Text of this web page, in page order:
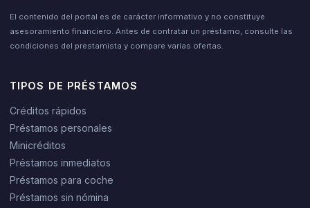
El contenido del portal es de carácter informativo y no constituye
asesoramiento financiero. Antes de contratar un préstamo, consulte las
condiciones del prestamista y compare varias ofertas.
TIPOS DE PRÉSTAMOS
Créditos rápidos
Préstamos personales
Minicréditos
Préstamos inmediatos
Préstamos para coche
Préstamos sin nómina